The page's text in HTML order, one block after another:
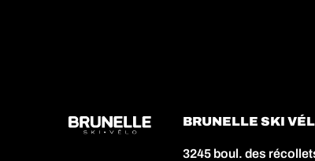
BRUNELLE SKI
3245 boul. des